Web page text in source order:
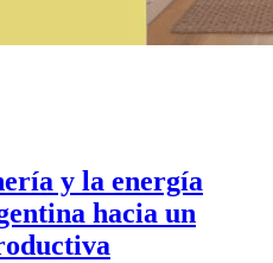
y la energía
hacia un